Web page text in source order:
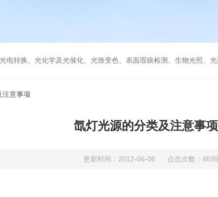
、光化学及光催化、光致变色、表面瑕疵检测、生物光照、光聚合等诸多领
注意事项
氙灯光源的分类及注意事项
更新时间：2012-06-06 点击次数：4699